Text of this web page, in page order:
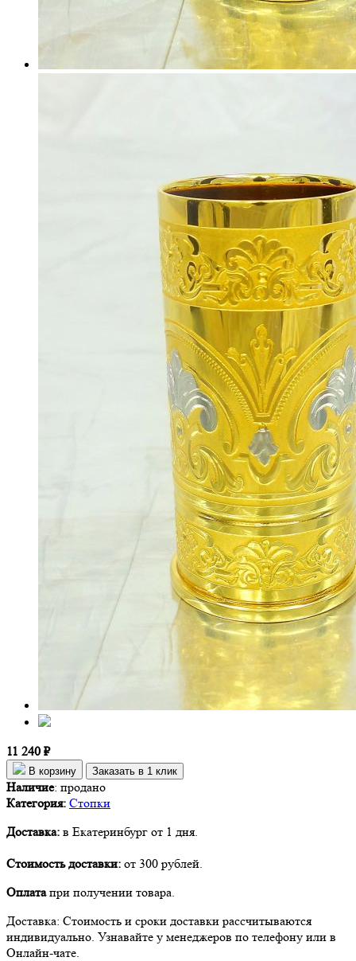
11 240 ₽
В корзину Заказать в 1 клик
Наличие: продано
Категория: Стопки
Доставка: в Екатеринбург от 1 дня.
Стоимость доставки: от 300 рублей.
Оплатапри получении товара.
Доставка: Стоимость и сроки доставки рассчитываются
индивидуально. Узнавайте у менеджеров по телефону или в
Онлайн-чате.